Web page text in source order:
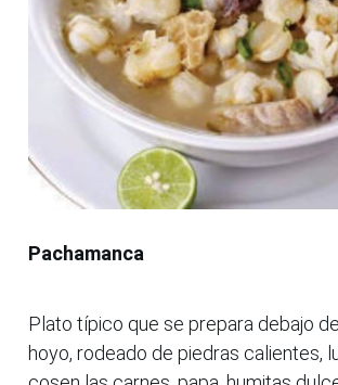
Pachamanca
Plato típico que se prepara debajo
hoyo, rodeado de piedras calientes,